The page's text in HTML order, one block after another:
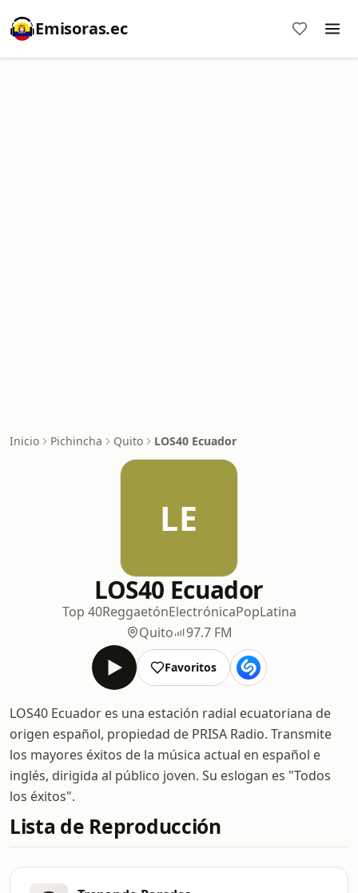
Emisoras.ec
Inicio Pichincha Quito LOS40 Ecuador
LE
LOS40 Ecuador
Top 40ReggaetónElectrónicaPopLatina
Quito
97.7 FM
Favoritos
LOS40 Ecuador es una estación radial ecuatoriana de
origen español, propiedad de PRISA Radio. Transmite
los mayores éxitos de la música actual en español e
inglés, dirigida al público joven. Su eslogan es "Todos
los éxitos".
Lista de Reproducción